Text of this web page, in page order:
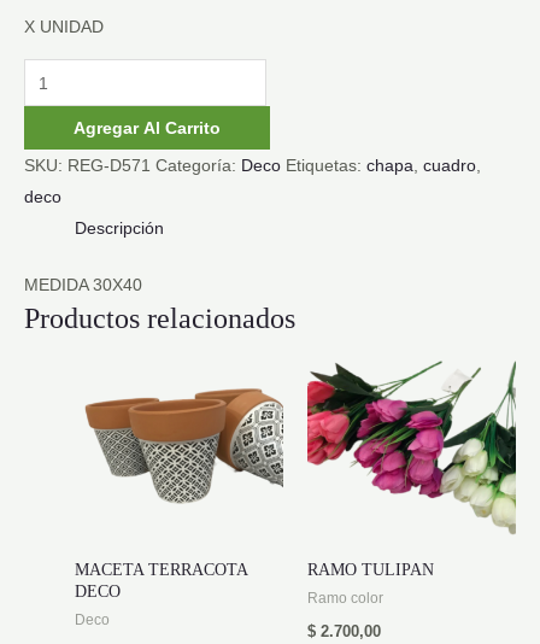
X UNIDAD
CHAPA
CUADRO
SOGA
cantidad
Agregar Al Carrito
SKU: REG-D571 Categoría: Deco Etiquetas: chapa cuadro
deco
Descripción
MEDIDA 30X40
Productos relacionados
MACETA TERRACOTA
DECO
Deco
RAMO TULIPAN
Ramo color
$ 2.700,00